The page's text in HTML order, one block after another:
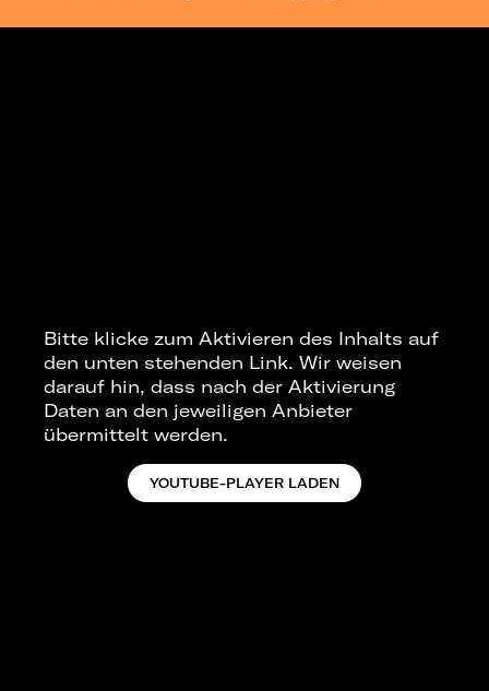
Bitte klicke zum Aktivieren des Inhalts auf
den unten stehenden Link. Wir weisen
darauf hin, dass nach der Aktivierung
Daten an den jeweiligen Anbieter
übermittelt werden.
YOUTUBE-PLAYER LADEN